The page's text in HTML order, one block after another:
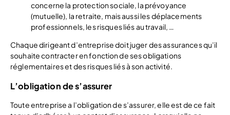
concerne la protection sociale, la prévoyance
(mutuelle), la retraite, mais aussi les déplacements
professionnels, les risques liés au travail, …
Chaque dirigeant d’entreprise doit juger des assurances qu’il
souhaite contracter en fonction de ses obligations
réglementaires et des risques liés à son activité.
L’obligation de s’assurer
Toute entreprise a l’obligation de s’assurer, elle est de ce fait